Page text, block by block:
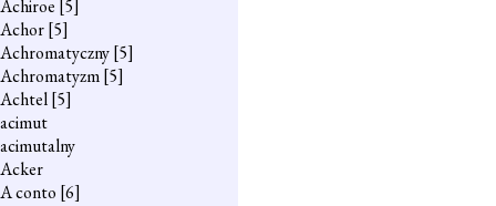
Achiroe [5]
Achor[5]
Achromatyczny[5]
Achromatyzm[5]
Achtel[5]
acimut
acimutalny
Acker
A conto [6]